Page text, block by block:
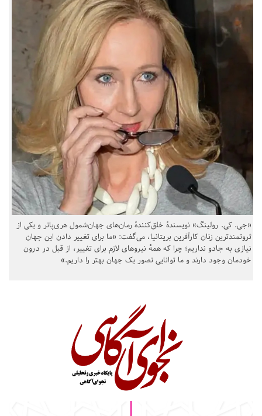
«جی. کی. رولینگ» نویسندهٔ خلق‌کنندهٔ رمان‌های جهان‌شمول هری‌پاتر و یکی از
ثروتمندترین زنان کارآفرین بریتانیا، می‌گفت: «ما برای تغییر دادن این جهان
نیازی به جادو نداریم؛ چرا که همهٔ نیروهای لازم برای تغییر، از قبل در درون
خودمان وجود دارند و ما توانایی تصور یک جهان بهتر را داریم.»